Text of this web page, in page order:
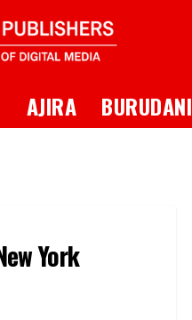
AJIRA BURUDANI
York